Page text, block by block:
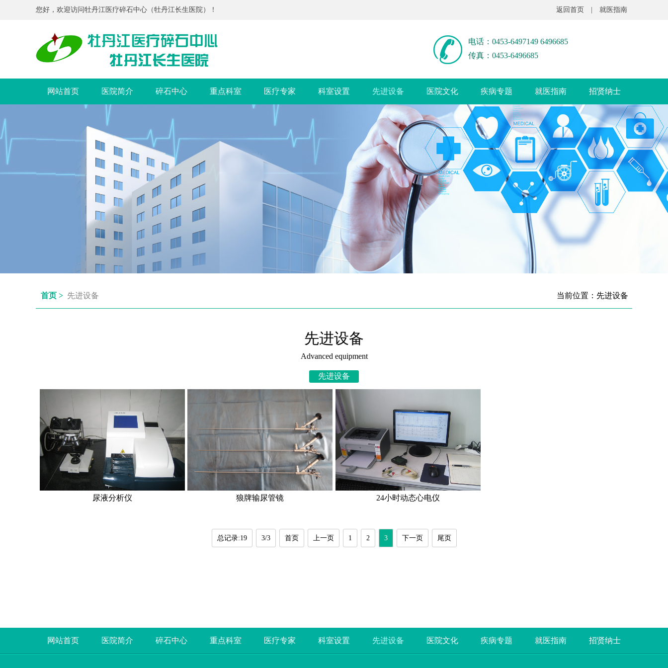
您好，欢迎访问牡丹江医疗碎石中心（牡丹江长生医院）！ 返回首页 就医指南
电话：0453-6497149 6496685
传真：0453-6496685
网站首页 医院简介 碎石中心 重点科室 医疗专家 科室设置 先进设备 医院文化 疾病专题 就医指南 招贤纳士
首页 > 先进设备 当前位置：先进设备
先进设备
Advanced equipment
先进设备
尿液分析仪 狼牌输尿管镜 24小时动态心电仪
总记录:19 3/3 首页 上一页 1 2 3 下一页 尾页
网站首页 医院简介 碎石中心 重点科室 医疗专家 科室设置 先进设备 医院文化 疾病专题 就医指南 招贤纳士